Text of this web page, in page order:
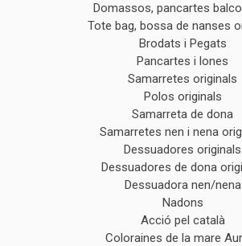
Domassos, pancartes
Tote bag, bossa de nanses
Brodats i Pegats
Pancartes i lones
Samarretes originals
Polos originals
Samarreta de dona
Samarretes nen i nena
Dessuadores originals
Dessuadores de dona
Dessuadora nen/nena
Nadons
Acció pel català
Coloraines de la mare